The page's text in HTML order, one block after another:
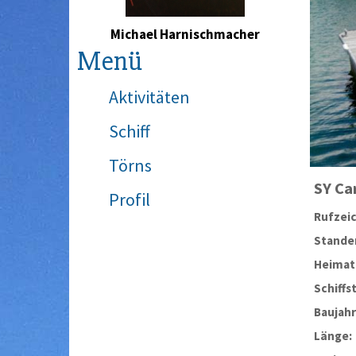
Michael Harnischmacher
Menü
Aktivitäten
Schiff
Törns
Profil
SY
Länge: